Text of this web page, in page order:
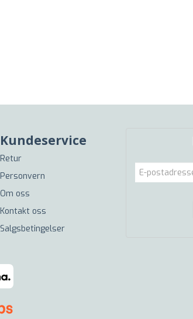
Kundeservice
Retur
Personvern
Om oss
Kontakt oss
Salgsbetingelser